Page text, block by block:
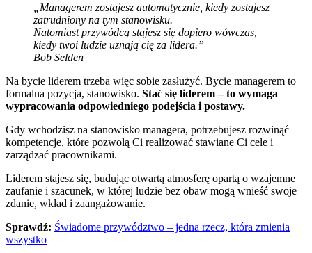
„Managerem zostajesz automatycznie, kiedy zostajesz
zatrudniony na tym stanowisku.
Natomiast przywódcą stajesz się dopiero wówczas,
kiedy twoi ludzie uznają cię za lidera.”
Bob Selden
Na bycie liderem trzeba więc sobie zasłużyć. Bycie managerem to
formalna pozycja, stanowisko. Stać się liderem – to wymaga
wypracowania odpowiedniego podejścia i postawy.
Gdy wchodzisz na stanowisko managera, potrzebujesz rozwinąć
kompetencje, które pozwolą Ci realizować stawiane Ci cele i
zarządzać pracownikami.
Liderem stajesz się, budując otwartą atmosferę opartą o wzajemne
zaufanie i szacunek, w której ludzie bez obaw mogą wnieść swoje
zdanie, wkład i zaangażowanie.
Sprawdź: Świadome przywództwo – jedna rzecz, która zmienia
wszystko